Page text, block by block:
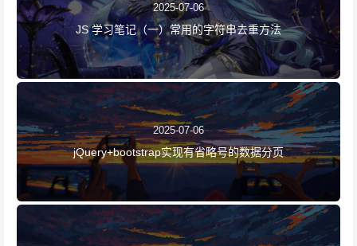
2025-07-06
JS 学习笔记（一）常用的字符串去重方法
2025-07-06
jQuery+bootstrap实现有省略号的数据分页